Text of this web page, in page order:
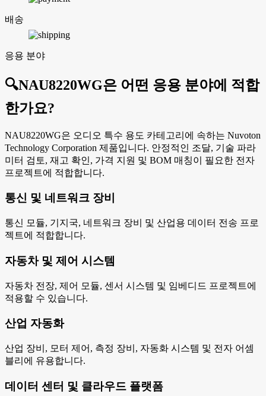
배송
응용 분야
🔍NAU8220WG은 어떤 응용 분야에 적합
한가요?
NAU8220WG은 오디오 특수 용도 카테고리에 속하는 Nuvoton
Technology Corporation 제품입니다. 안정적인 조달, 기술 파라
미터 검토, 재고 확인, 가격 지원 및 BOM 매칭이 필요한 전자
프로젝트에 적합합니다.
통신 및 네트워크 장비
통신 모듈, 기지국, 네트워크 장비 및 산업용 데이터 전송 프로
젝트에 적합합니다.
자동차 및 제어 시스템
자동차 전장, 제어 모듈, 센서 시스템 및 임베디드 프로젝트에
적용할 수 있습니다.
산업 자동화
산업 장비, 모터 제어, 측정 장비, 자동화 시스템 및 전자 어셈
블리에 유용합니다.
데이터 센터 및 클라우드 플랫폼